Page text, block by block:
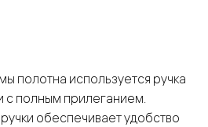
полотна используется ручка
с полным прилеганием.
обеспечивает удобство